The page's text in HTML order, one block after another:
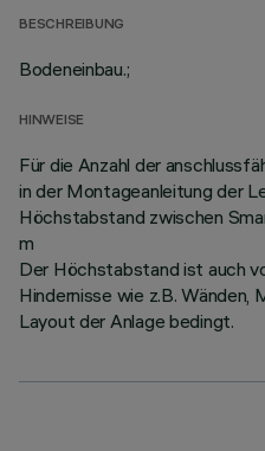
BESCHREIBUNG
Bodeneinbau.;
HINWEISE
Für die Anzahl der
in der Montageanleitung der
Höchstabstand zwischen
m
Der Höchstabstand ist auch
Hindernisse wie z.B.
Layout der Anlage bedingt.